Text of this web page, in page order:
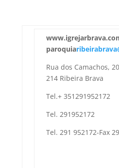
paroquia
Rua dos Camachos,
214 Ribeira Brava
Tel.+ 351291952172
Tel. 291952172
Tel. 291 952172-Fax